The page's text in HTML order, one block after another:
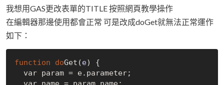
我想用GAS更改表單的TITLE 按照網頁教學操作
在編輯器那邊使用都會正常 可是改成doGet就無法正常運作
如下：
function doGet(e)
{